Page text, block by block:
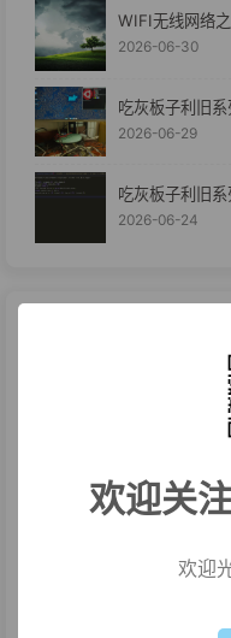
WIFI无线网络
2026-06-30
吃灰板子利旧
2026-06-29
吃灰板子利旧
2026-06-24
欢迎关
欢迎